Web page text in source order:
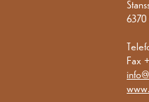
6370
Fax